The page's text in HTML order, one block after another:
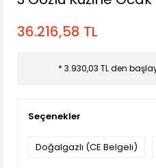
36.216,58 TL
* 3.930,03 TL den
Seçenekler
Doğalgazlı (CE Belgeli)